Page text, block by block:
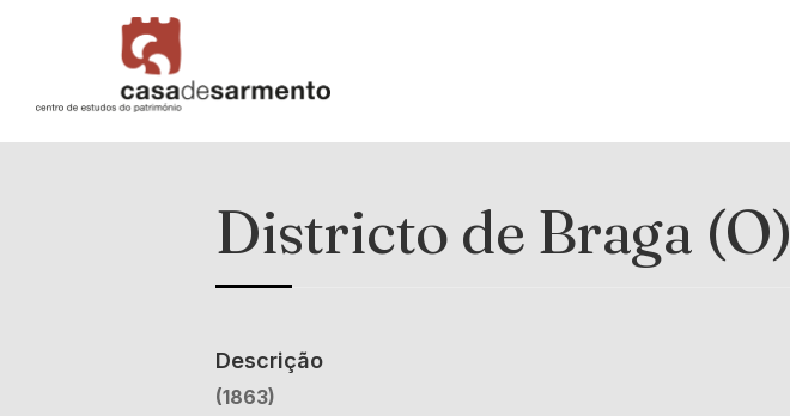
Districto de Braga (O)
Descrição
(1863)